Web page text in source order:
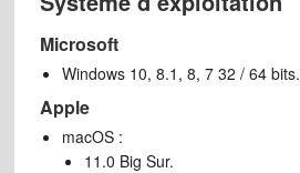
Microsoft
Windows 10, 8.1, 8, 7 32 / 64 bits.
Apple
macOS :
11.0 Big Sur.